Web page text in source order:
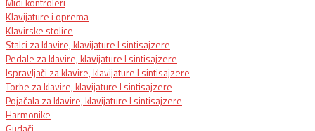
Midi kontroleri
Klavijature i oprema
Klavirske stolice
Stalci za klavire, klavijature I sintisajzere
Pedale za klavire, klavijature I sintisajzere
Ispravljači za klavire, klavijature I sintisajzere
Torbe za klavire, klavijature I sintisajzere
Pojačala za klavire, klavijature I sintisajzere
Harmonike